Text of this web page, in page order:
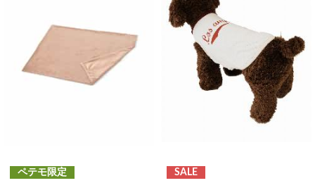
ペテモ限定 SALE